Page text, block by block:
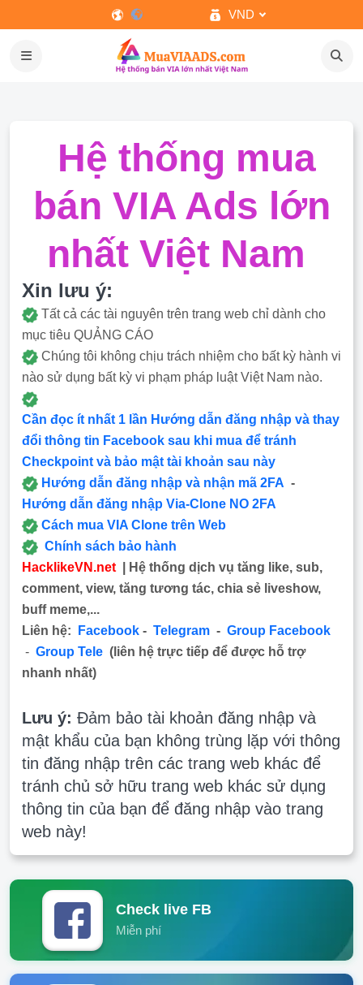
VND
Hệ thống mua
bán VIA Ads lớn
nhất Việt Nam
Xin lưu ý:
Tất cả các tài nguyên trên trang web chỉ dành cho
mục tiêu QUẢNG CÁO
Chúng tôi không chịu trách nhiệm cho bất kỳ hành vi
nào sử dụng bất kỳ vi phạm pháp luật Việt Nam nào.
Cần đọc ít nhất 1 lần Hướng dẫn đăng nhập và thay
đổi thông tin Facebook sau khi mua để tránh
Checkpoint và bảo mật tài khoản sau này
Hướng dẫn đăng nhập và nhận mã 2FA -
Hướng dẫn đăng nhập Via-Clone NO 2FA
Cách mua VIA Clone trên Web
Chính sách bảo hành
HacklikeVN.net | Hệ thống dịch vụ tăng like, sub,
comment, view, tăng tương tác, chia sẻ liveshow,
buff meme,...
Liên hệ:
Facebook - Telegram - Group Facebook
- Group Tele (liên hệ trực tiếp để được hỗ trợ
nhanh nhất)
Lưu ý: Đảm bảo tài khoản đăng nhập và
mật khẩu của bạn không trùng lặp với thông
tin đăng nhập trên các trang web khác để
tránh chủ sở hữu trang web khác sử dụng
thông tin của bạn để đăng nhập vào trang
web này!
Check live FB
Miễn phí